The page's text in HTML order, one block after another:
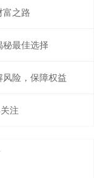
之路
最佳选择
险，保障权益
注